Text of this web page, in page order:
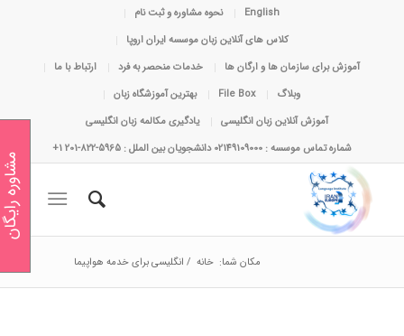
English
نحوه مشاوره و ثبت نام
کلاس های آنلاین زبان موسسه ایران اروپا
آموزش برای سازمان ها و ارگان ها
خدمات منحصر به فرد
ارتباط با ما
وبلاگ
File Box
بهترین آموزشگاه زبان
آموزش آنلاین زبان انگلیسی
یادگیری مکالمه زبان انگلیسی
شماره تماس موسسه : 02149109000 دانشجویان بین الملل : 5965-822-201 1+
مکان شما: خانه / انگلیسی برای خدمه هواپیما